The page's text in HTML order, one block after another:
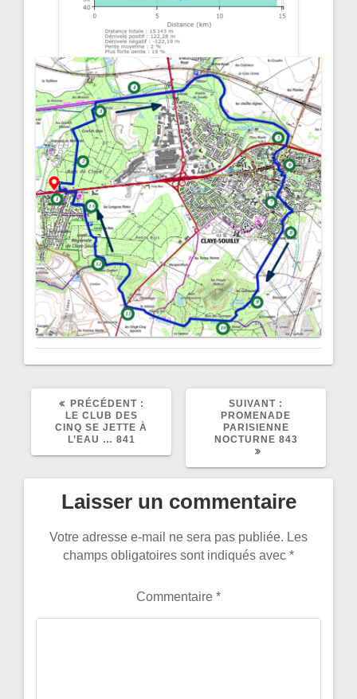
PRÉCÉDENT :
:
LE CLUB DES
CINQ SE JETTE À
L’EAU … 841
SUIVANT :
SUIVANT
:
PROMENADE
PARISIENNE
NOCTURNE 843
Laisser un commentaire
Votre adresse e-mail ne sera pas publiée. Les
champs obligatoires sont indiqués avec *
Commentaire *